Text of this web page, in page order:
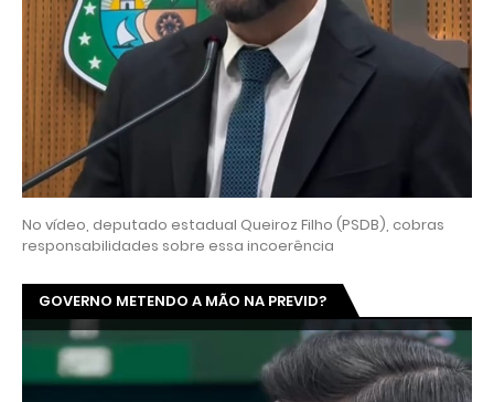
No vídeo, deputado estadual Queiroz Filho (PSDB), cobras
responsabilidades sobre essa incoerência
GOVERNO METENDO A MÃO NA PREVID?